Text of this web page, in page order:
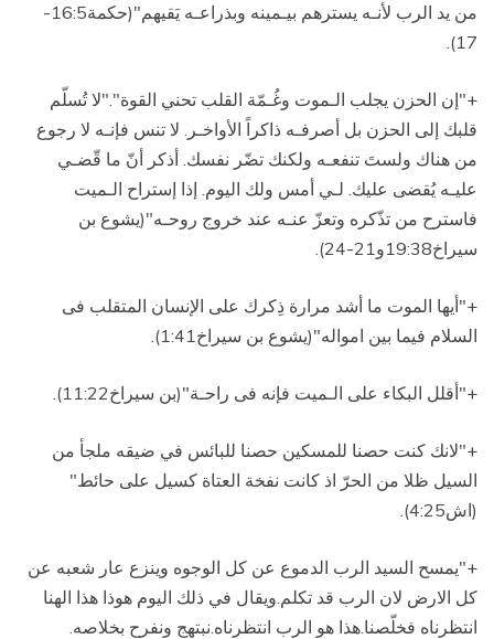
من يد الرب لأنـه يسترهم بيـمينه وبذراعـه يَقيهم"(حكمة16:5-
17).
+"إن الحزن يجلب الـموت وغُـمّة القلب تحني القوة"."لا تُسلّم
قلبك إلى الحزن بل أصرفـه ذاكراً الأواخـر. لا تنس فإنـه لا رجوع
من هناك ولستَ تنفعـه ولكنك تضّر نفسك. أذكر أنّ ما قّضـي
عليـه يُقضى عليك. لـي أمس ولك اليوم. إذا إستراح الـميت
فاسترح من تذّكره وتعزّ عنـه عند خروج روحـه"(يشوع بن
سيراخ19:38و21-24).
+"أيها الموت ما أشد مرارة ذِكرك على الإنسان المتقلب فى
السلام فيما بين امواله"(يشوع بن سيراخ1:41).
+"أقلل البكاء على الـميت فإنه فى راحـة"(بن سيراخ11:22).
+"لانك كنت حصنا للمسكين حصنا للبائس في ضيقه ملجأ من
السيل ظلا من الحرّ اذ كانت نفخة العتاة كسيل على حائط"
(اش4:25)
.
+"يمسح السيد الرب الدموع عن كل الوجوه وينزع عار شعبه عن
كل الارض لان الرب قد تكلم.ويقال في ذلك اليوم هوذا هذا الهنا
انتظرناه فخلّصنا.هذا هو الرب انتظرناه.نبتهج ونفرح بخلاصه.